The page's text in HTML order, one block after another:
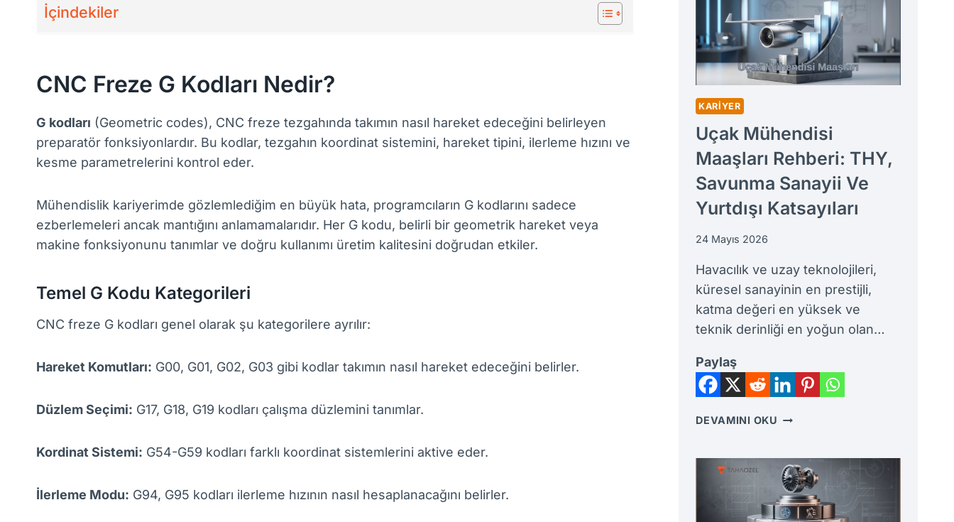
İçindekiler
CNC Freze G Kodları Nedir?
G kodları (Geometric codes), CNC freze tezgahında takımın nasıl hareket edeceğini belirleyen
preparatör fonksiyonlardır. Bu kodlar, tezgahın koordinat sistemini, hareket tipini, ilerleme hızını ve
kesme parametrelerini kontrol eder.
Mühendislik kariyerimde gözlemlediğim en büyük hata, programcıların G kodlarını sadece
ezberlemeleri ancak mantığını anlamamalarıdır. Her G kodu, belirli bir geometrik hareket veya
makine fonksiyonunu tanımlar ve doğru kullanımı üretim kalitesini doğrudan etkiler.
Temel G Kodu Kategorileri
CNC freze G kodları genel olarak şu kategorilere ayrılır:
Hareket Komutları: G00, G01, G02, G03 gibi kodlar takımın nasıl hareket edeceğini belirler.
Düzlem Seçimi: G17, G18, G19 kodları çalışma düzlemini tanımlar.
Kordinat Sistemi: G54-G59 kodları farklı koordinat sistemlerini aktive eder.
İlerleme Modu: G94, G95 kodları ilerleme hızının nasıl hesaplanacağını belirler.
FORMÜLLERI
VE
KESIT
HESAPLAMA
YÖNTEMLERI
KARIYER
Uçak Mühendisi
Maaşları Rehberi: THY,
Savunma Sanayii Ve
Yurtdışı Katsayıları
24 Mayıs 2026
Havacılık ve uzay teknolojileri,
küresel sanayinin en prestijli,
katma değeri en yüksek ve
teknik derinliği en yoğun olan…
Paylaş
DEVAMINI OKU UÇAK
REHBERI:
THY,
SAVUNMA
SANAYII